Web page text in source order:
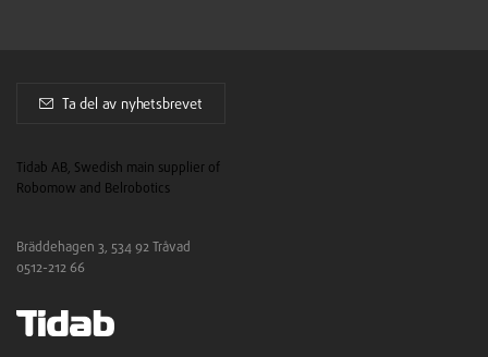
Ta del av nyhetsbrevet
Tidab AB, Swedish main supplier of
Robomow and Belrobotics
Bräddehagen 3, 534 92 Tråvad
0512-212 66